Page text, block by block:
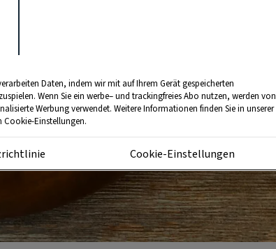
Daten, indem wir mit auf Ihrem Gerät gespeicherten
Wenn Sie ein werbe– und trackingfreies Abo nutzen, werden von
Werbung verwendet. Weitere Informationen finden Sie in unserer
Einstellungen.
Cookie-Einstellungen